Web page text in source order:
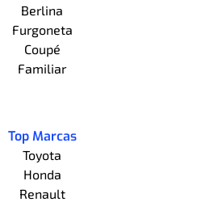
Berlina
Furgoneta
Coupé
Familiar
Top Marcas
Toyota
Honda
Renault